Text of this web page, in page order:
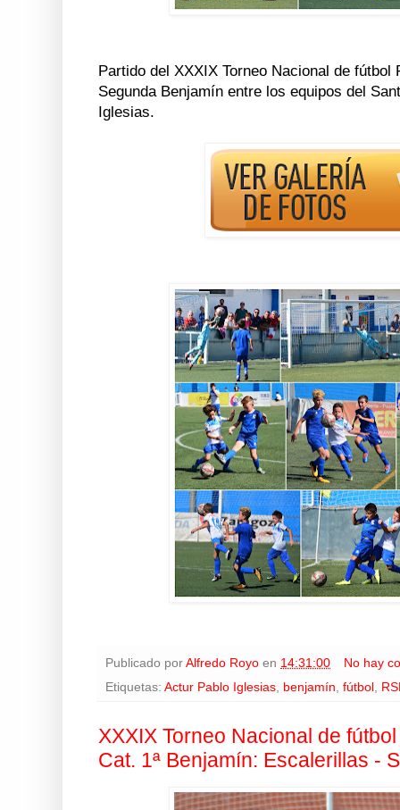
Partido del XXXIX Torneo Nacional de
Segunda Benjamín entre los equipos del
Iglesias.
Publicado por Alfredo Royo en 14:31:00
No hay
Etiquetas: Actur Pablo Iglesias benjamín fútbol
XXXIX Torneo Nacional de
Cat. 1ª Benjamín: Escalerillas -